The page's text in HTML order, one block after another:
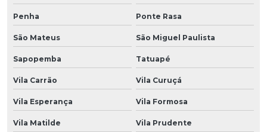
Penha Ponte Rasa
São Mateus São Miguel Paulista
Sapopemba Tatuapé
Vila Carrão Vila Curuçá
Vila Esperança Vila Formosa
Vila Matilde
Vila Prudente